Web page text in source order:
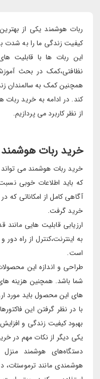
ربات هوشمند یکی از
کیفیت زندگی ما را به شدت
این ربات ها با قابلیت
نظافتی،کمک در بحث
همچنین کمک به سالمندان
کند. در ادامه به خرید
از نظر کاربرد می پردازیم.
خرید ربات هوشمند
خرید ربات هوشمند می
که باید اطلاعات خوبی
آگاهی کامل از امکاناتی که
خرید گرفت.
ارزیابی قابلیت هایی
به اینترنت،کنترل از راه
است.
طراحی و اندازه این
شما باشد. همچنین هزینه
های این محصول باید مورد
با در نظر گرفتن این
بهبود کیفیت زندگی و
یکی دیگر از نکات مهم در
دستگاه‌های هوشمند
هوشمندی مانند ترموستات،